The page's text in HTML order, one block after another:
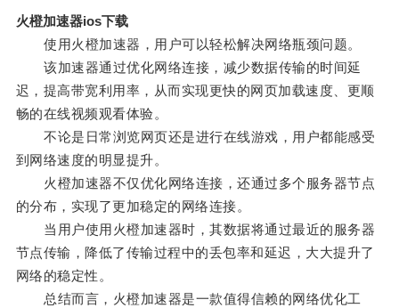
火橙加速器ios下载
使用火橙加速器，用户可以轻松解决网络瓶颈问题。
该加速器通过优化网络连接，减少数据传输的时间延
迟，提高带宽利用率，从而实现更快的网页加载速度、更顺
畅的在线视频观看体验。
不论是日常浏览网页还是进行在线游戏，用户都能感受
到网络速度的明显提升。
火橙加速器不仅优化网络连接，还通过多个服务器节点
的分布，实现了更加稳定的网络连接。
当用户使用火橙加速器时，其数据将通过最近的服务器
节点传输，降低了传输过程中的丢包率和延迟，大大提升了
网络的稳定性。
总结而言，火橙加速器是一款值得信赖的网络优化工